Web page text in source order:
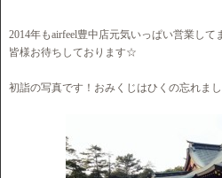
2014年もairfeel豊中店元気いっぱい営業して
皆様お待ちしております☆
初詣の写真です！おみくじはひくの忘れまし